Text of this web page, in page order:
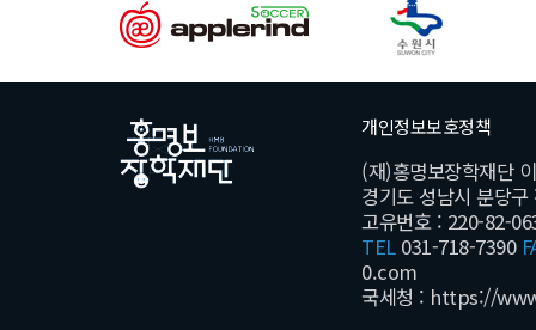
개인정보보호정책
(재)홍명보장학재단
경기도 성남시 분당
고유번호 : 220-82-
TEL031-718-7390
0.com
국세청 : https://